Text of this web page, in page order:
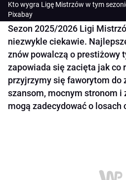
Kto wygra Ligę Mistrzów w tym
Pixabay
Sezon 2025/2026 Ligi
niezwykle ciekawie.
znów powalczą o prestiżowy
zapowiada się zacięta jak co
przyjrzymy się faworytom do
szansom, mocnym stronom i
mogą zadecydować o losach